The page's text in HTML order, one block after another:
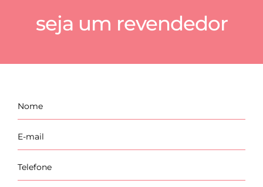
seja um revendedor